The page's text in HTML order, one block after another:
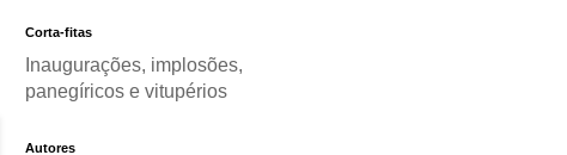
Corta-fitas
Inaugurações, implosões,
panegíricos e vitupérios
Autores